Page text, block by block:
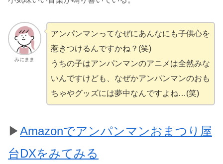
みにまま
アンパンマンってなぜにあんなにも子供心を
惹きつけるんですかね？(笑)
うちの子はアンパンマンのアニメは全然みな
いんですけども、なぜかアンパンマンのおも
ちゃやグッズには夢中なんですよね…(笑)
▶Amazonでアンパンマンおまつり屋
台DXをみてみる